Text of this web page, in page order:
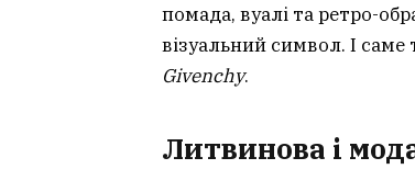
помада, вуалі та ретро-
візуальний символ. І
Givenchy.
Литвинова і